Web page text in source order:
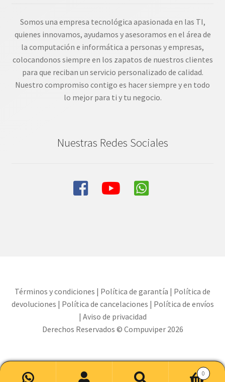
Somos una empresa tecnológica apasionada en las TI,
quienes innovamos, ayudamos y asesoramos en el área de
la computación e informática a personas y empresas,
colocandonos siempre en los zapatos de nuestros clientes
para que reciban un servicio personalizado de calidad.
Nuestro compromiso contigo es hacer siempre y en todo
lo mejor para ti y tu negocio.
Nuestras Redes Sociales
0
Términos y condiciones | Política de garantía | Política de
devoluciones | Política de cancelaciones | Política de envíos
| Aviso de privacidad
Derechos Reservados © Compuviper 2026